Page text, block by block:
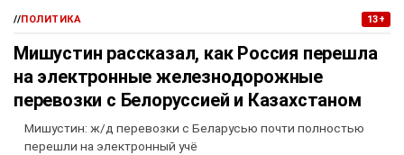
//ПОЛИТИКА 13+
Мишустин рассказал, как Россия перешла
на электронные железнодорожные
перевозки с Белоруссией и Казахстаном
Мишустин: ж/д перевозки с Беларусью почти полностью
перешли на электронный учё